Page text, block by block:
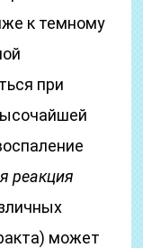
к темному
при
реакция
может